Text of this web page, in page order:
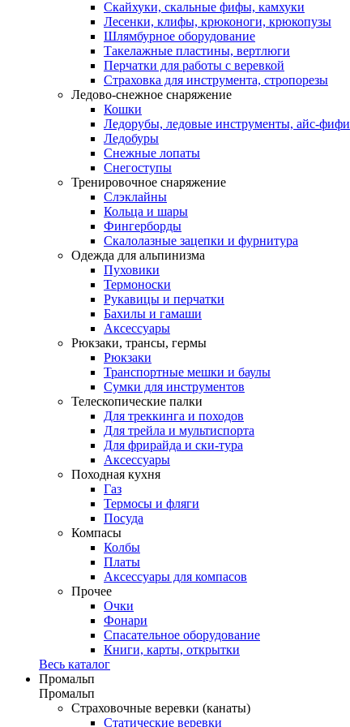
Скайхуки, скальные фифы, камхуки
Лесенки, клифы, крюконоги, крюкопузы
Шлямбурное оборудование
Такелажные пластины, вертлюги
Перчатки для работы с веревкой
Страховка для инструмента, стропорезы
Ледово-снежное снаряжение
Кошки
Ледорубы, ледовые инструменты, айс-фифи
Ледобуры
Снежные лопаты
Снегоступы
Тренировочное снаряжение
Слэклайны
Кольца и шары
Фингерборды
Скалолазные зацепки и фурнитура
Одежда для альпинизма
Пуховики
Термоноски
Рукавицы и перчатки
Бахилы и гамаши
Аксессуары
Рюкзаки, трансы, гермы
Рюкзаки
Транспортные мешки и баулы
Сумки для инструментов
Телескопические палки
Для треккинга и походов
Для трейла и мультиспорта
Для фрирайда и ски-тура
Аксессуары
Походная кухня
Газ
Термосы и фляги
Посуда
Компасы
Колбы
Платы
Аксессуары для компасов
Прочее
Очки
Фонари
Спасательное оборудование
Книги, карты, открытки
Весь каталог
Промальп
Промальп
Страховочные веревки (канаты)
Статические веревки